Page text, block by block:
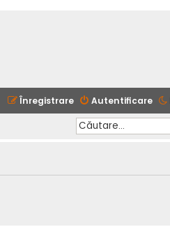
Autentificare
Înregistrare